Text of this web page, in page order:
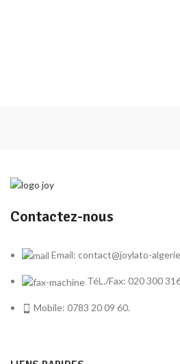
Contactez-nous
Email: contact@joylato-
TéL./Fax: 020 300
Mobile: 0783 20 09 60.